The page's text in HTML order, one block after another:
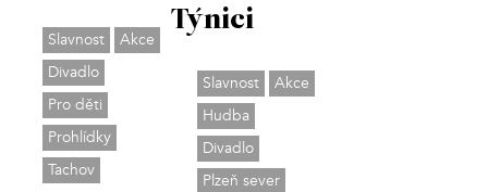
Slavnost
Akce
Divadlo
Pro děti
Prohlídky
Tachov
Týnici
Slavnost
Akce
Hudba
Divadlo
Plzeň sever